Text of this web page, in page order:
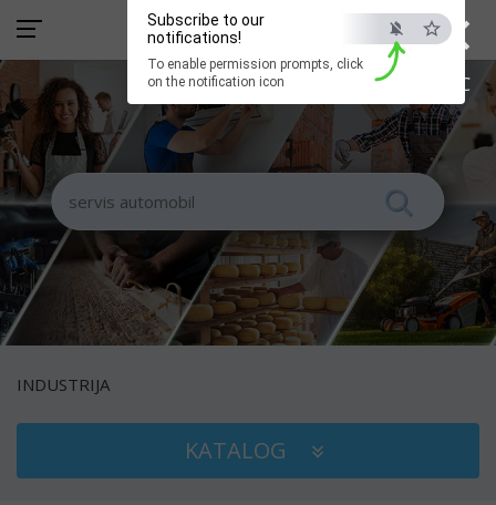
×
ESC
Subscribe to our
notifications!
To enable permission prompts, click
on the notification icon
INDUSTRIJA
KATALOG